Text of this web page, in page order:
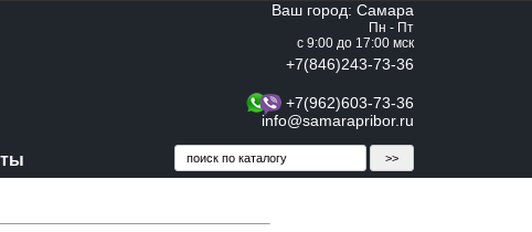
Ваш город: Самара
Пн - Пт
с 9:00 до 17:00 мск
+7(846)243-73-36
+7(962)603-73-36
info@samarapribor.ru